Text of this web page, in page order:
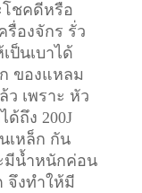
ชคดีหรือ
รื่องจักร รั่ว
ป็นเบาได้
ของแหลม
ว เพราะ หัว
ด้ถึง 200J
เหล็ก กัน
มีน้ำหนักค่อน
จึงทำให้มี